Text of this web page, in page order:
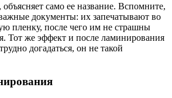
объясняет само ее название. Вспомните,
документы: их запечатывают во
пленку, после чего им не страшны
Тот же эффект и после ламинирования
догадаться, он не такой